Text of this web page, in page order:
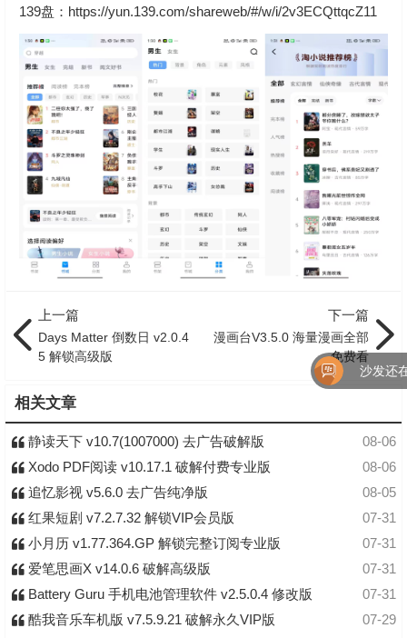
139盘： https://yun.139.com/shareweb/#/w/i/2v3ECQttqcZ11
上一篇
Days Matter 倒数日 v2.0.4
5 解锁高级版
下一篇
漫画台V3.5.0 海量漫画全部
免费看
相关文章
08-06
静读天下 v10.7(1007000) 去广告破解版
08-06
Xodo PDF阅读 v10.17.1 破解付费专业版
08-05
追忆影视 v5.6.0 去广告纯净版
07-31
红果短剧 v7.2.7.32 解锁VIP会员版
07-31
小月历 v1.77.364.GP 解锁完整订阅专业版
07-31
爱笔思画X v14.0.6 破解高级版
07-31
Battery Guru 手机电池管理软件 v2.5.0.4 修改版
07-29
酷我音乐车机版 v7.5.9.21 破解永久VIP版
沙发还